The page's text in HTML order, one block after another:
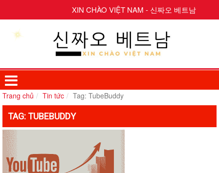
XIN CHÀO VIỆT NAM - 신짜오 베트남
Trang chủ Tin tức Tag: TubeBuddy
TAG: TUBEBUDDY